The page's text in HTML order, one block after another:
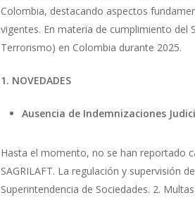
Colombia, destacando aspectos
vigentes. En materia de cumplimiento del
Terrorismo) en Colombia durante 2025.
1. NOVEDADES
Ausencia de Indemnizaciones
Hasta el momento, no se han reportado
SAGRILAFT. La regulación y supervisión
Superintendencia de Sociedades. 2.